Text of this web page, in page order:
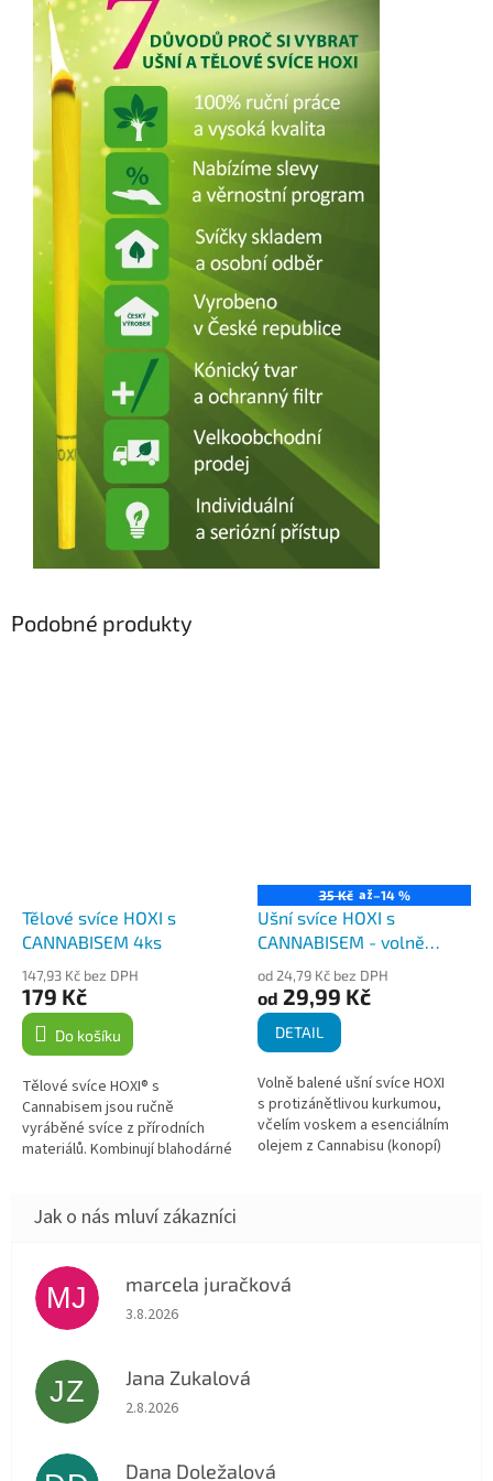
Podobné produkty
Tělové svíce HOXI s
CANNABISEM 4ks
147,93 Kč bez DPH
179 Kč
Do košíku
Tělové svíce HOXI® s
Cannabisem jsou ručně
vyráběné svíce z přírodních
materiálů. Kombinují blahodárné
protizánětlivé a...
35 Kč až–14 %
Ušní svíce HOXI s
CANNABISEM - volně
balené
od 24,79 Kč bez DPH
od 29,99 Kč
DETAIL
Volně balené ušní svíce HOXI
s protizánětlivou kurkumou,
včelím voskem a esenciálním
olejem z Cannabisu (konopí)
MJ marcela juračková
Hodnocení obchodu je 5 z 5 hvězdiček.
3.8.2026
JZ Jana Zukalová
Hodnocení obchodu je 5 z 5 hvězdiček.
2.8.2026
Dana Doležalová